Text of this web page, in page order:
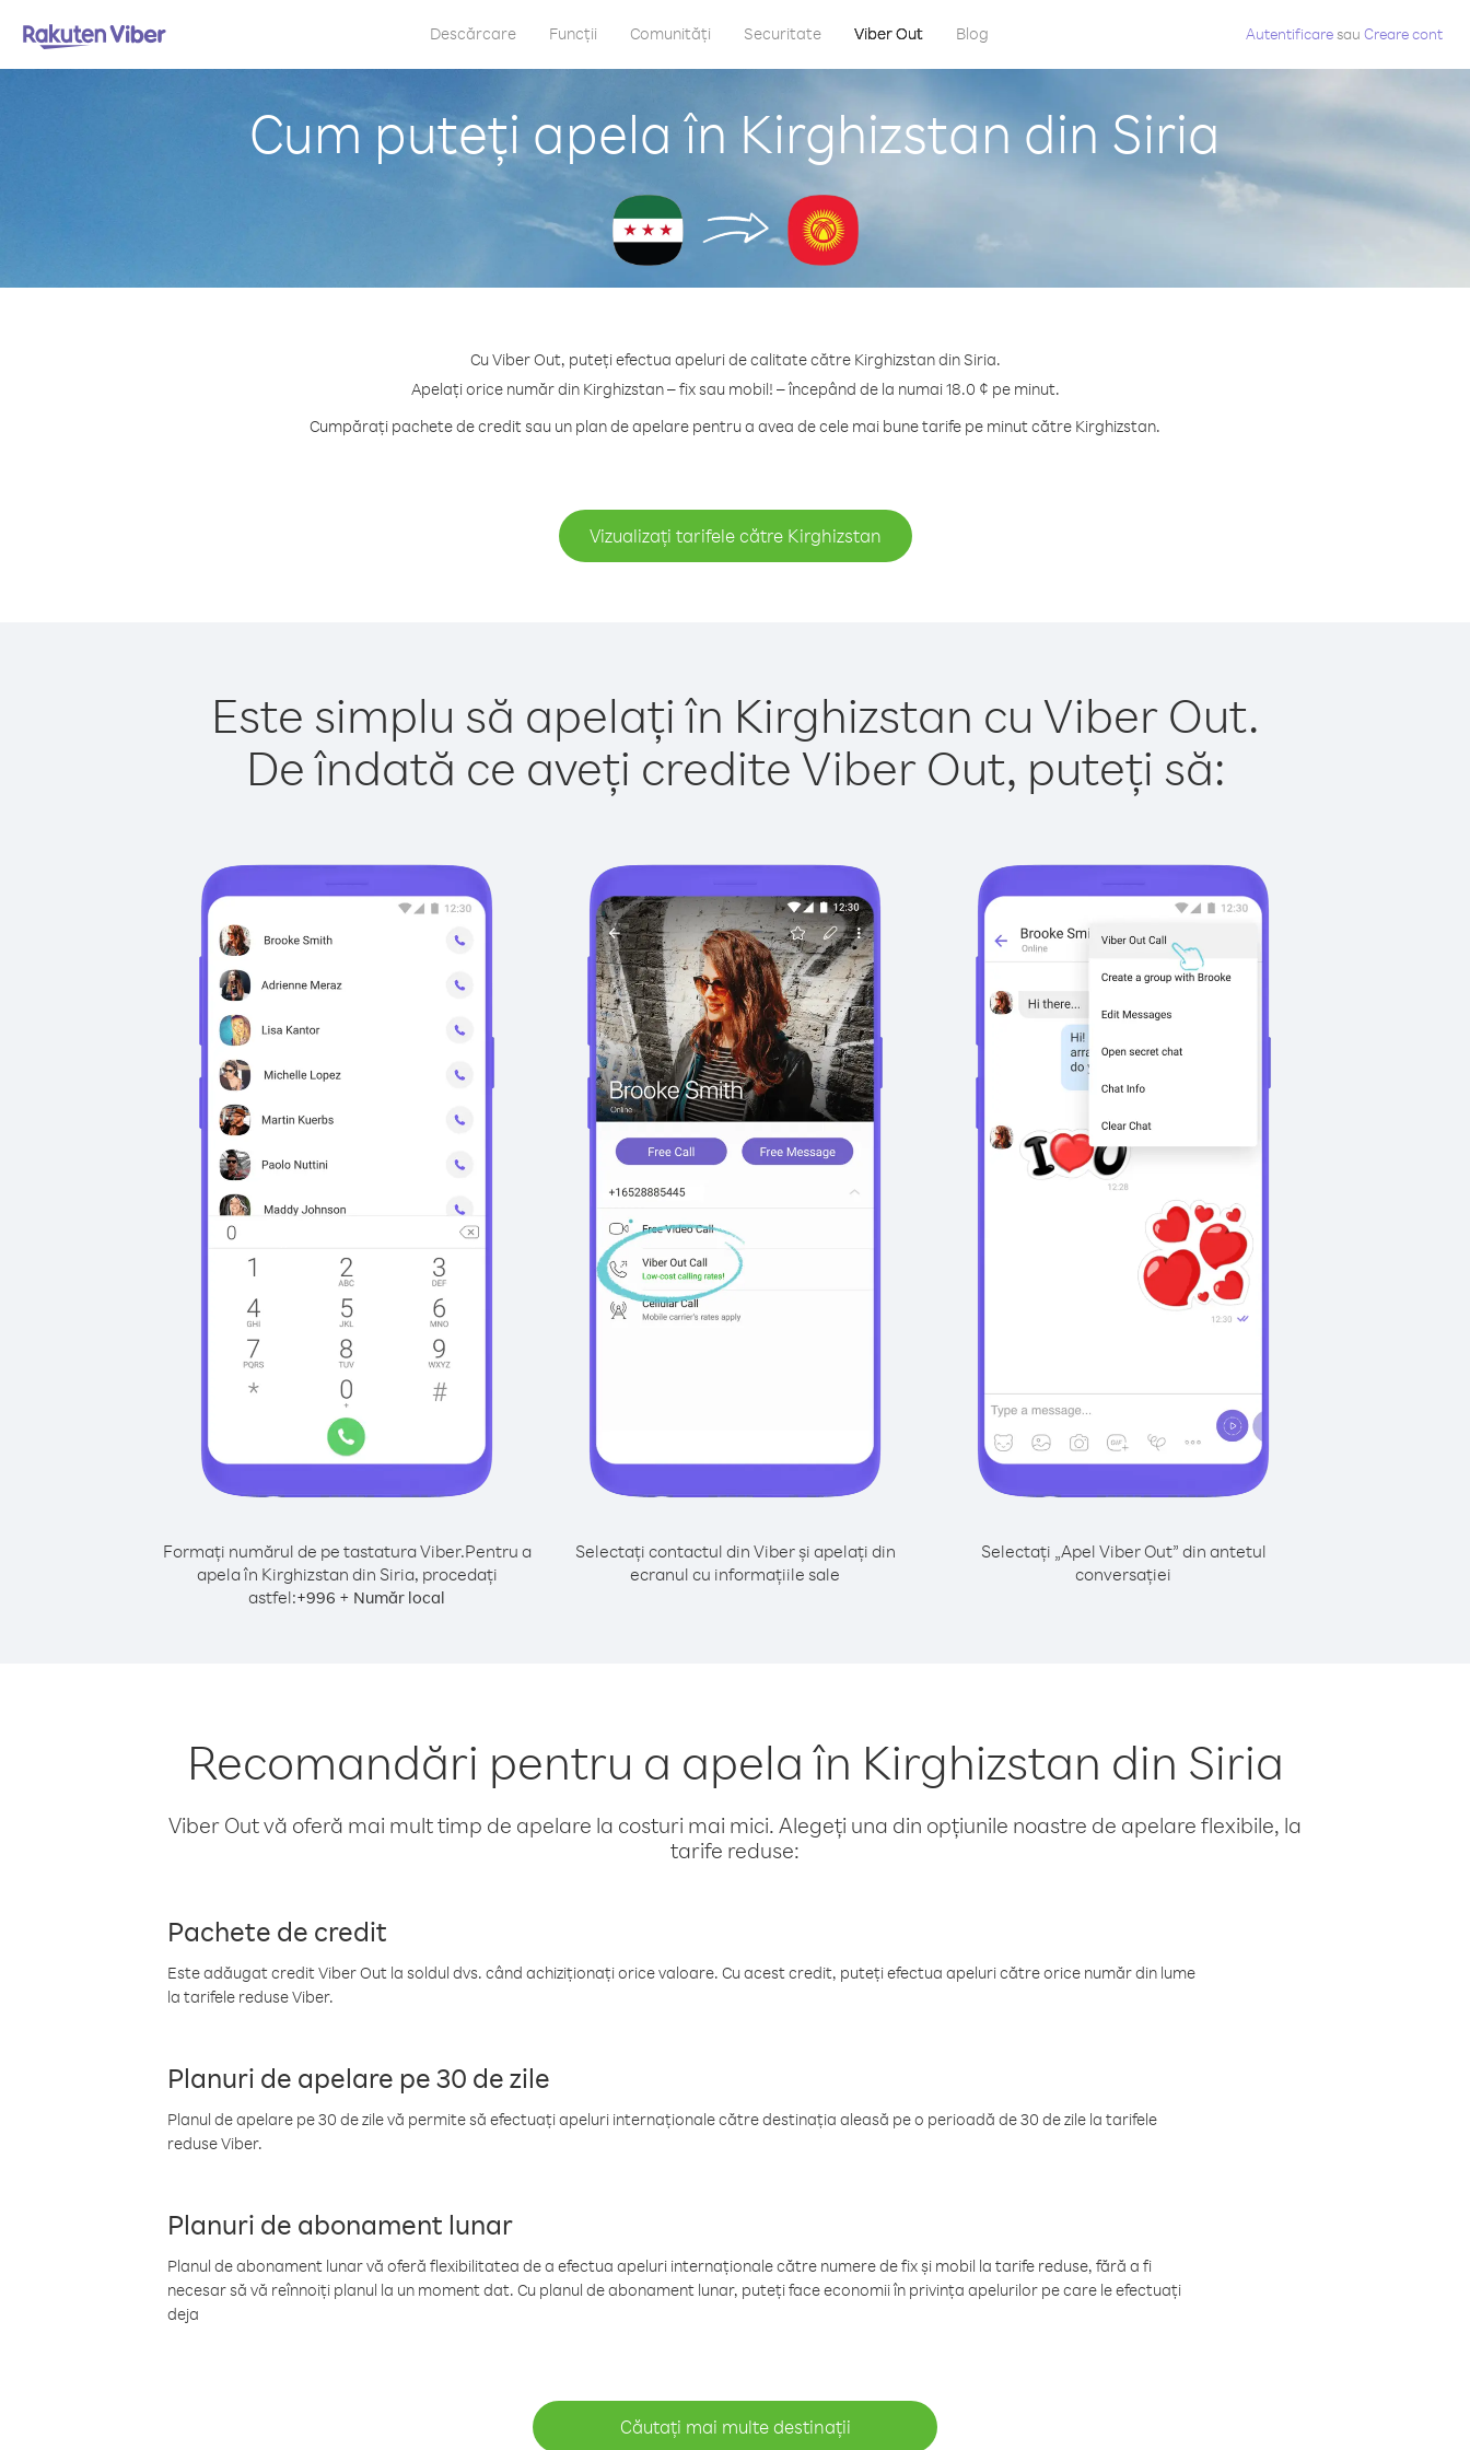
Descărcare Funcții Comunități Securitate Viber Out Blog Autentificaresau Creare cont
Cum puteți apela în Kirghizstan din Siria
Cu Viber Out, puteți efectua apeluri de calitate către Kirghizstan din Siria.
Apelați orice număr din Kirghizstan – fix sau mobil! – începând de la numai 18.0 ¢ pe minut.
Cumpărați pachete de credit sau un plan de apelare pentru a avea de cele mai bune tarife pe minut către Kirghizstan.
Vizualizați tarifele către Kirghizstan
Este simplu să apelați în Kirghizstan cu Viber Out.
De îndată ce aveți credite Viber Out, puteți să:
Formați numărul de pe tastatura Viber.Pentru a
apela în Kirghizstan din Siria, procedați
astfel:+996 + Număr local
Selectați contactul din Viber și apelați din
ecranul cu informațiile sale
Selectați „Apel Viber Out” din antetul
conversației
Recomandări pentru a apela în Kirghizstan din Siria
Viber Out vă oferă mai mult timp de apelare la costuri mai mici. Alegeți una din opțiunile noastre de apelare flexibile, la
tarife reduse:
Pachete de credit
Este adăugat credit Viber Out la soldul dvs. când achiziționați orice valoare. Cu acest credit, puteți efectua apeluri către orice număr din lume
la tarifele reduse Viber.
Planuri de apelare pe 30 de zile
Planul de apelare pe 30 de zile vă permite să efectuați apeluri internaționale către destinația aleasă pe o perioadă de 30 de zile la tarifele
reduse Viber.
Planuri de abonament lunar
Planul de abonament lunar vă oferă flexibilitatea de a efectua apeluri internaționale către numere de fix și mobil la tarife reduse, fără a fi
necesar să vă reînnoiți planul la un moment dat. Cu planul de abonament lunar, puteți face economii în privința apelurilor pe care le efectuați
deja
Căutați mai multe destinații